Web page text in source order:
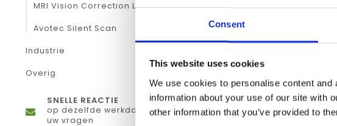
Consent
This website uses cookies
We use cookies to personalise content
information about your use of our site with
other information that you’ve provided to
MRI Vision Correction Lenses
Avotec Silent Scan
Industrie
Overig
SNELLE REACTIE
op dezelfde werkdag antwoord op
uw vragen